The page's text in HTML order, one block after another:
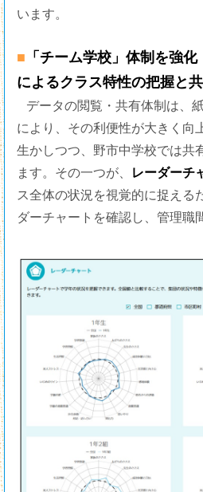
います。
■ 「チーム学校」体制を強
によるクラス特性の把握と
データの閲覧・共有体制は、
により、その利便性が大きく向
生かしつつ、野市中学校では共
ます。その一つが、
レーダーチ
ス全体の状況を視覚的に捉える
ダーチャートを確認し、管理職